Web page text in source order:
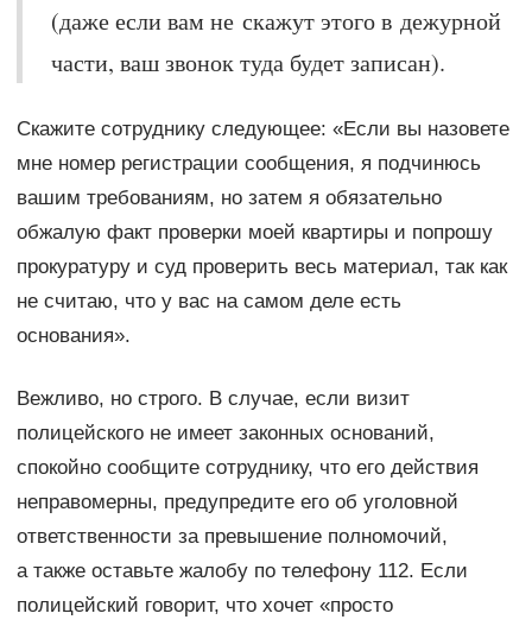
(даже если вам не скажут этого в дежурной
части, ваш звонок туда будет записан).
Скажите сотруднику следующее: «Если вы назовете
мне номер регистрации сообщения, я подчинюсь
вашим требованиям, но затем я обязательно
обжалую факт проверки моей квартиры и попрошу
прокуратуру и суд проверить весь материал, так как
не считаю, что у вас на самом деле есть
основания».
Вежливо, но строго. В случае, если визит
полицейского не имеет законных оснований,
спокойно сообщите сотруднику, что его действия
неправомерны, предупредите его об уголовной
ответственности за превышение полномочий,
а также оставьте жалобу по телефону 112. Если
полицейский говорит, что хочет «просто